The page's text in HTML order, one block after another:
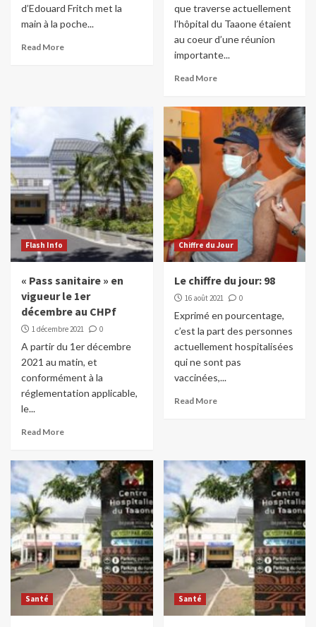
d’Edouard Fritch met la
main à la poche...
Read More
que traverse actuellement
l’hôpital du Taaone étaient
au coeur d’une réunion
importante...
Read More
Flash Info
« Pass sanitaire » en
vigueur le 1er
décembre au CHPf
1 décembre 2021 0
A partir du 1er décembre
2021 au matin, et
conformément à la
réglementation applicable,
le...
Read More
Chiffre du Jour
Le chiffre du jour: 98
16 août 2021 0
Exprimé en pourcentage,
c’est la part des personnes
actuellement hospitalisées
qui ne sont pas
vaccinées,...
Read More
Santé Santé